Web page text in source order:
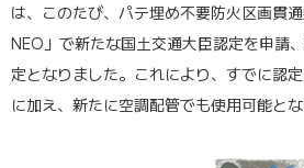
は、このたび、パテ埋め不要防火区画貫
NEO」で新たな国土交通大臣認定を申請
定となりました。これにより、すでに認
に加え、新たに空調配管でも使用可能とな